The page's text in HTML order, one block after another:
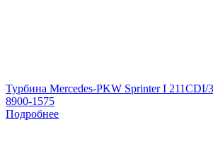
Турбина Mercedes-PKW Sprinter I 211CDI/
8900-1575
Подробнее